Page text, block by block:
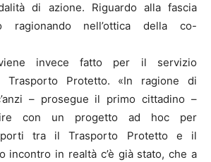
di azione. Riguardo alla fascia
ragionando nell’ottica della co-
invece fatto per il servizio
Trasporto Protetto. «In ragione di
– prosegue il primo cittadino –
con un progetto ad hoc per
tra il Trasporto Protetto e il
incontro in realtà c’è già stato, che a